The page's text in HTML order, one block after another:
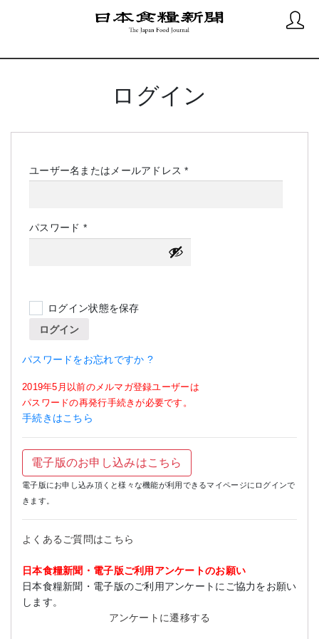
ログイン
ユーザー名またはメールアドレス*必
パスワード *必
須
ログイン状態を保存
ログイン
パスワードをお忘れですか ?
2019年5月以前のメルマガ登録ユーザーは
パスワードの再発行手続きが必要です。
手続きはこちら
電子版のお申し込みはこちら
電子版にお申し込み頂くと様々な機能が利用できるマイページにログインで
きます。
よくあるご質問はこちら
日本食糧新聞・電子版ご利用アンケートのお願い
日本食糧新聞・電子版のご利用アンケートにご協力をお願い
します。
アンケートに遷移する